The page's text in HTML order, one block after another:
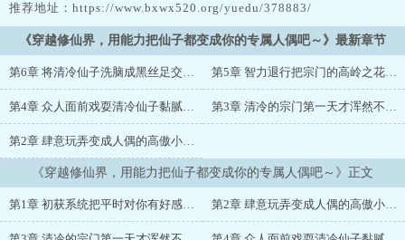
推荐地址：https://www.bxwx520.org/yuedu/378883/
《穿越修仙界，用能力把仙子都变成你的专属人偶吧～》最新章节
第6章 将清冷仙子洗脑成黑丝足交机器在无尽的寸止完全征服她的身心自愿成为卑贱的飞机杯收藏品 第5章 智力退行把宗门的高岭之花调教成自己的泄欲玩具肆意开发她色情身体的每个部位
第4章 众人面前戏耍清冷仙子黏腻的黑丝玉足让她在二十倍敏感度下雌媚阿黑颜高潮吧 第3章 清冷的宗门第一天才浑然不知背地即将成为猥琐百合师尊的性玩具
第2章 肆意玩弄变成人偶的高傲小师妹使在菊穴的齁哦中高潮喷水
《穿越修仙界，用能力把仙子都变成你的专属人偶吧～》正文
第1章 初获系统把平时对你有好感的小师妹变成没有自我意识的人偶吧 第2章 肆意玩弄变成人偶的高傲小师妹使在菊穴的齁哦中高潮喷水